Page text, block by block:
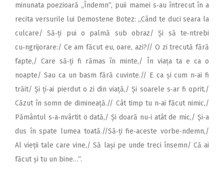
minunata poezioară ,,Îndemn“, puii mamei s‑au întrecut în a
recita versurile lui Demostene Botez: ,,Când te duci seara la
culcare/ Să‑ți pui o palmă sub obraz/ Și să te‑ntrebi
cu‑ngrijorare:/ Ce am făcut eu, oare, azi?// O zi trecută fără
fapte,/ Care să‑ți fi rămas în minte,/ În viața ta e ca o
noapte/ Sau ca un basm fără cuvinte.// E ca și cum n‑ai fi
trăit/ Și ți‑ai pierdut o zi din viață,/ Și soarele s‑ar fi oprit,/
Căzut în somn de dimineață.// Cât timp tu n‑ai făcut nimic,/
Pământul s‑a‑nvârtit o dată,/ Și doară nu‑i atât de mic,/ Și‑a
dus în spate lumea toată.//Să‑ți fie‑aceste vorbe‑ndemn,/
Al vieții tale care vine,/ Să lași pe unde treci însemn/ Că ai
făcut și tu un bine…“.